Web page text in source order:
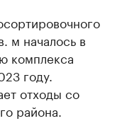
м началось в
комплекса
году.
отходы со
района.